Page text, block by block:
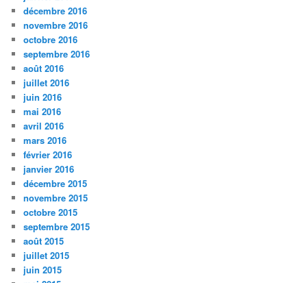
décembre 2016
novembre 2016
octobre 2016
septembre 2016
août 2016
juillet 2016
juin 2016
mai 2016
avril 2016
mars 2016
février 2016
janvier 2016
décembre 2015
novembre 2015
octobre 2015
septembre 2015
août 2015
juillet 2015
juin 2015